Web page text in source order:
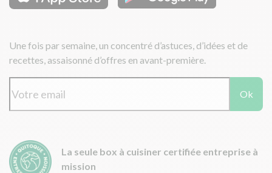
Une fois par semaine, un concentré d’astuces, d’idées et de
recettes, assaisonné d’offres en avant-première.
Ok
La seule box à cuisiner certifiée entreprise à
mission